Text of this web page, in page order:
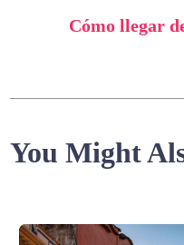
Cómo llegar
You Might